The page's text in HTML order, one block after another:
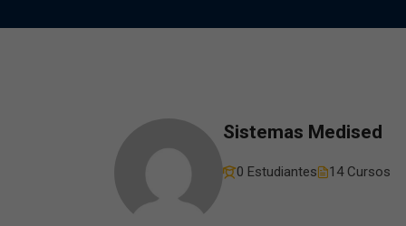
Sistemas Medised
0 Estudiantes 14 Cursos